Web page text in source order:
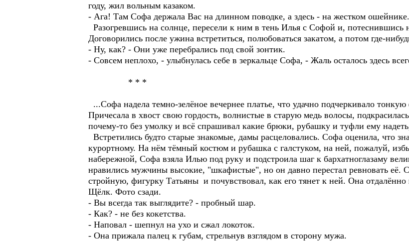
году, жил вольным казаком.
- Ага! Там Софа держала Вас на длинном поводке, а здесь - на жестком ошейнике.
Разогревшись на солнце, пересели к ним в тень Илья с Софой и, потеснившись
Договорились после ужина встретиться, полюбоваться закатом, а потом где-
- Ну, как? - Они уже перебрались под свой зонтик.
- Совсем неплохо, - улыбнулась себе в зеркальце Софа, - Жаль осталось здесь
* * *
...Софа надела темно-зелёное вечернее платье, что удачно подчеркивало
Причесала в хвост свою гордость, волнистые в старую медь волосы,
почему-то без умолку и всё спрашивал какие брюки, рубашку и туфли ему
Встретились будто старые знакомые, дамы расцеловались. Софа оценила, что
курортному. На нём тёмный костюм и рубашка с галстуком, на ней, пожалуй,
набережной, Софа взяла Илью под руку и подстроила шаг к бархатноглазаму
нравились мужчины высокие, "шкафистые", но он давно перестал ревновать её.
стройную, фигурку Татьяны и почувствовал, как его тянет к ней. Она
Щёлк. Фото сзади.
- Вы всегда так выглядите? - пробный шар.
- Как? - не без кокетства.
- Наповал - шепнул на ухо и сжал локоток.
- Она прижала палец к губам, стрельнув взглядом в сторону мужа.